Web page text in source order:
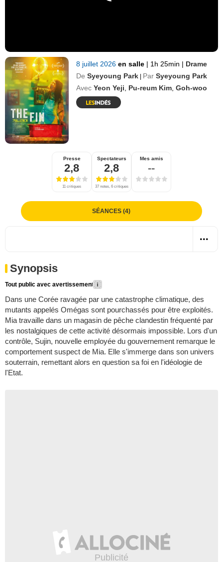
8 juillet 2026en salle | 1h 25min | Drame
De Syeyoung Park | Par Syeyoung Park
Avec Yeon Yeji Pu-reum Kim ,Goh-woo
Presse
2,8
11 critiques
Spectateurs
2,8
37 notes, 6 critiques
Mes amis
--
SÉANCES (4)
Synopsis
Tout public avec avertissement
Dans une Corée ravagée par une catastrophe climatique, des
mutants appelés Omégas sont pourchassés pour être exploités.
Mia travaille dans un magasin de pêche clandestin fréquenté par
les nostalgiques de cette activité désormais impossible. Lors d'un
contrôle, Sujin, nouvelle employée du gouvernement remarque le
comportement suspect de Mia. Elle s'immerge dans son univers
souterrain, remettant alors en question sa foi en l'idéologie de
l'Etat.